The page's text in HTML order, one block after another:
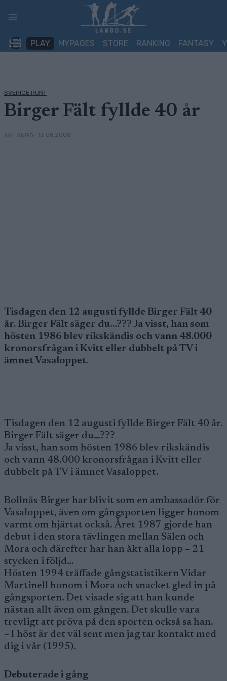
PLAY MYPAGES STORE RANKING FANTASY
SVERIGE RUNT
Birger Fält fyllde 40 år
AV LANGD• 13.08.2008
Tisdagen den 12 augusti fyllde Birger Fält 40
år. Birger Fält säger du…??? Ja visst, han som
hösten 1986 blev rikskändis och vann 48.000
kronorsfrågan i Kvitt eller dubbelt på TV i
ämnet Vasaloppet.
Tisdagen den 12 augusti fyllde Birger Fält 40 år.
Birger Fält säger du…???
Ja visst, han som hösten 1986 blev rikskändis
och vann 48.000 kronorsfrågan i Kvitt eller
dubbelt på TV i ämnet Vasaloppet.
Bollnäs-Birger har blivit som en ambassadör för
Vasaloppet, även om gångsporten ligger honom
varmt om hjärtat också. Året 1987 gjorde han
debut i den stora tävlingen mellan Sälen och
Mora och därefter har han åkt alla lopp – 21
stycken i följd…
Hösten 1994 träffade gångstatistikern Vidar
Martinell honom i Mora och snacket gled in på
gångsporten. Det visade sig att han kunde
nästan allt även om gången. Det skulle vara
trevligt att pröva på den sporten också sa han.
– I höst är det väl sent men jag tar kontakt med
dig i vår (1995).
Debuterade i gång